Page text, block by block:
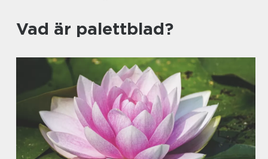
Vad är palettblad?